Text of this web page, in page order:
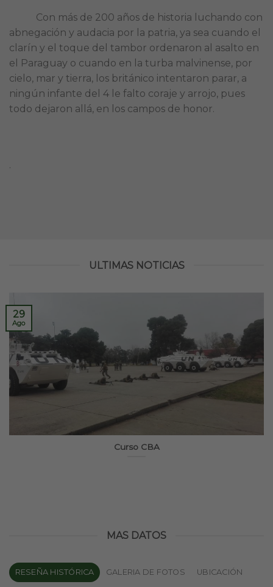
Con más de 200 años de historia luchando con
abnegación y audacia por la patria, ya sea cuando el
clarín y el toque del tambor ordenaron al asalto en
el Paraguay o cuando en la turba malvinense, por
cielo, mar y tierra, los británico intentaron parar, a
ningún infante del 4 le falto coraje y arrojo, pues
todo dejaron allá, en los campos de honor.
.
ULTIMAS NOTICIAS
Curso CBA
29
Ago
MAS DATOS
RESEÑA HISTÓRICA GALERIA DE FOTOS UBICACIÓN